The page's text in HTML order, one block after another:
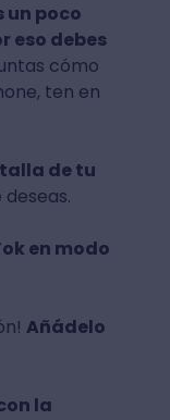
un poco
eso debes
cómo
ten en
de tu
en modo
Añádelo
la